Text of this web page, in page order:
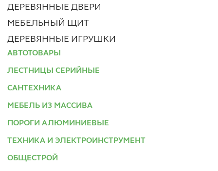
ДЕРЕВЯННЫЕ ДВЕРИ
МЕБЕЛЬНЫЙ ЩИТ
ДЕРЕВЯННЫЕ ИГРУШКИ
АВТОТОВАРЫ
ЛЕСТНИЦЫ СЕРИЙНЫЕ
САНТЕХНИКА
МЕБЕЛЬ ИЗ МАССИВА
ПОРОГИ АЛЮМИНИЕВЫЕ
ТЕХНИКА И ЭЛЕКТРОИНСТРУМЕНТ
ОБЩЕСТРОЙ